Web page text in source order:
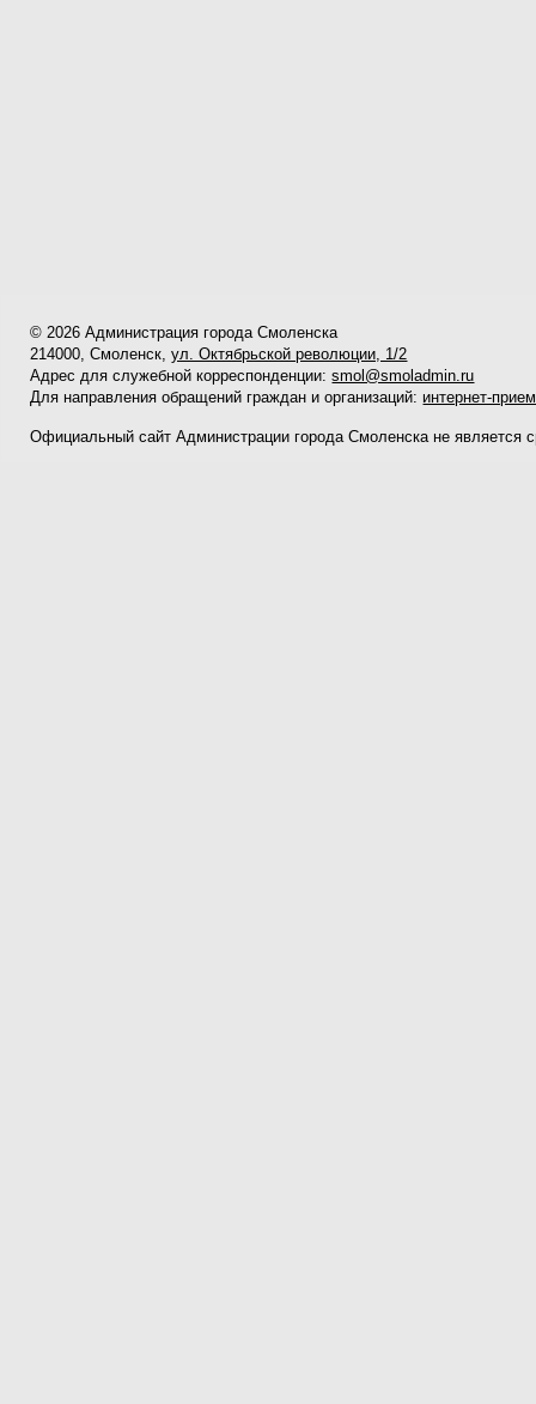
© 2026 Администрация города Смоленска
214000, Смоленск,ул. Октябрьской революции, 1/2
Адрес для служебной корреспонденции:smol@smoladmin.ru
Для направления обращений граждан и организаций: интернет-
Официальный сайт Администрации города Смоленска не является